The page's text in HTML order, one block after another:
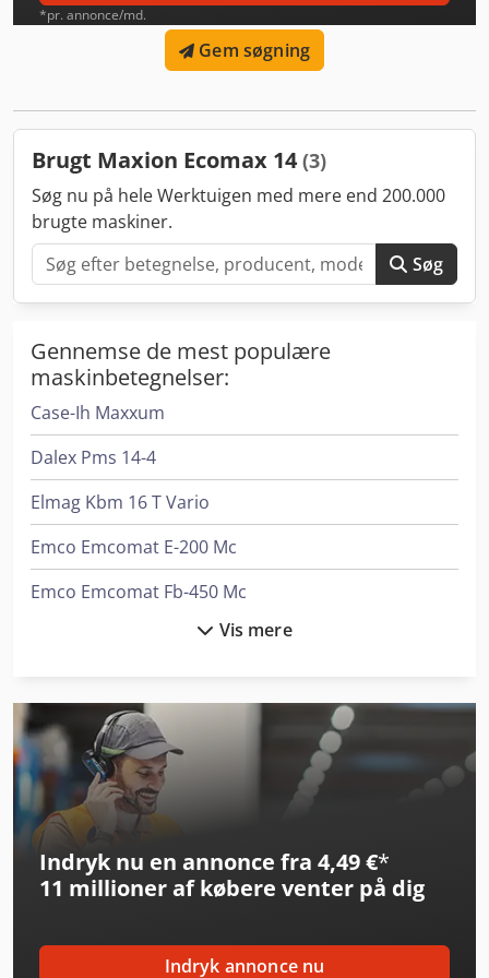
*pr. annonce/md.
Gem søgning
Brugt Maxion Ecomax 14 (3)
Søg nu på hele Werktuigen med mere end 200.000
brugte maskiner.
Søg
Gennemse de mest populære
maskinbetegnelser:
Case-Ih Maxxum
Dalex Pms 14-4
Elmag Kbm 16 T Vario
Emco Emcomat E-200 Mc
Emco Emcomat Fb-450 Mc
Emco Emcomat Fb-600 Mc
Emco Emcoturn E45
Emco Maxxturn 95
Exeron Edm 310 Mf 30
Exeron Edm 312 Mf 30
Exeron Edm 313 Mf 30
Fehlmann Picomax 56 Top
Vis mere
Indryk nu en annonce fra 4,49 €*
11 millioner af købere venter på dig
Indryk annonce nu